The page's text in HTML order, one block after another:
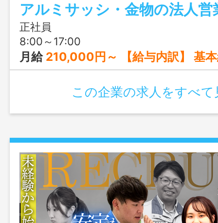
アルミサッシ・金物の法人営
正社員
8:00～17:00
月給 210,000円～ 【給与内訳】 基本給：180,000円
この企業の求人をすべて